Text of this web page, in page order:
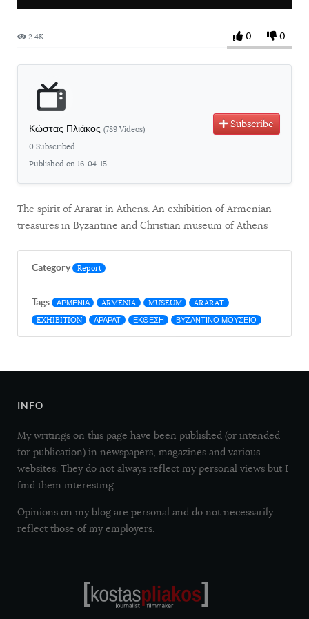
2.4K 0 0
Κώστας Πλιάκος (789 Videos)
0 Subscribed
Published on 16-04-15
Subscribe
The spirit of Ararat in Athens. An exhibition of Armenian
treasures in Byzantine and Christian museum of Athens
Category Report
Tags ΑΡΜΕΝΙΑ ARMENIA MUSEUM
ARARAT
EXHIBITION
ΑΡΑΡΑΤ ΕΚΘΕΣΗ ΒΥΖΑΝΤΙΝΟ ΜΟΥΣΕΙΟ
INFO
My writings on this page have been published (or intended
for publication) in newspapers, magazines and various
websites. They do not always reflect my personal views but I
find them interesting.
Opinions on my blog are personal and do not necessarily
reflect those of my employers.